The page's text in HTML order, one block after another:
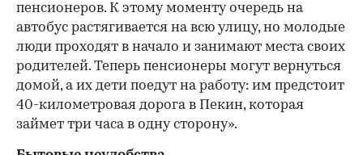
пенсионеров. К этому моменту очередь на
автобус растягивается на всю улицу, но молодые
люди проходят в начало и занимают места своих
родителей. Теперь пенсионеры могут вернуться
домой, а их дети поедут на работу: им предстоит
40-километровая дорога в Пекин, которая
займет три часа в одну сторону».